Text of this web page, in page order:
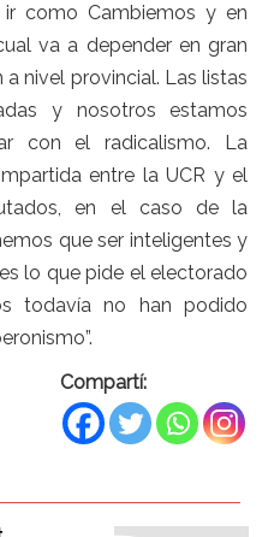
ir como Cambiemos y en
va a depender en gran
nivel provincial. Las listas
y nosotros estamos
con el radicalismo. La
entre la UCR y el
en el caso de la
que ser inteligentes y
lo que pide el electorado
todavía no han podido
Compartí: